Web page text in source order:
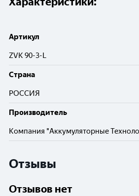
Артикул
ZVK 90-3-L
Cтрана
РОССИЯ
Производитель
Компания "Аккумуляторные
Отзывы
Отзывов нет